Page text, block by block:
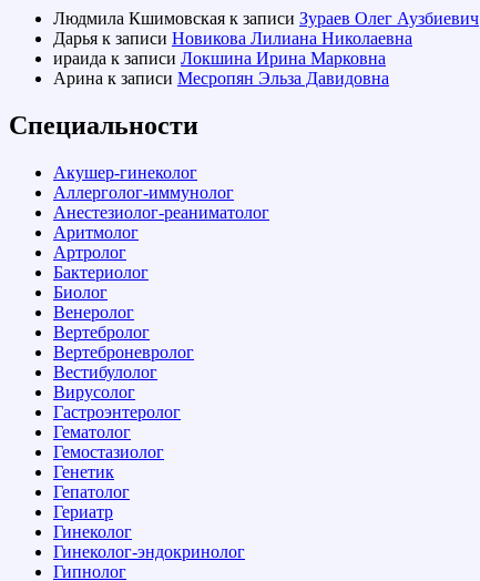
Людмила Кшимовская к записи Зураев Олег Аузбиевич
Дарья к записи Новикова Лилиана Николаевна
ираида к записи Локшина Ирина Марковна
Арина к записи Месропян Эльза Давидовна
Специальности
Акушер-гинеколог
Аллерголог-иммунолог
Анестезиолог-реаниматолог
Аритмолог
Артролог
Бактериолог
Биолог
Венеролог
Вертебролог
Вертеброневролог
Вестибулолог
Вирусолог
Гастроэнтеролог
Гематолог
Гемостазиолог
Генетик
Гепатолог
Гериатр
Гинеколог
Гинеколог-эндокринолог
Гипнолог